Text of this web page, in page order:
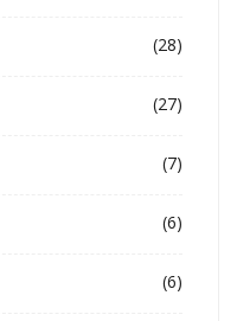
(28)
(27)
(7)
(6)
(6)